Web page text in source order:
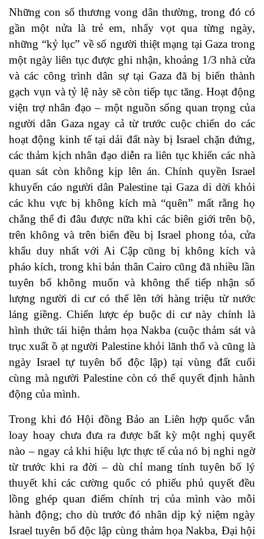
Những con số thương vong dân thường, trong đó có
gần một nửa là trẻ em, nhẩy vọt qua từng ngày,
những “kỷ lục” về số người thiệt mạng tại Gaza trong
một ngày liên tục được ghi nhận, khoảng 1/3 nhà cửa
và các công trình dân sự tại Gaza đã bị biến thành
gạch vụn và tỷ lệ này sẽ còn tiếp tục tăng. Hoạt động
viện trợ nhân đạo – một nguồn sống quan trọng của
người dân Gaza ngay cả từ trước cuộc chiến do các
hoạt động kinh tế tại dải đất này bị Israel chặn đứng,
các thảm kịch nhân đạo diễn ra liên tục khiến các nhà
quan sát còn không kịp lên án. Chính quyền Israel
khuyến cáo người dân Palestine tại Gaza di dời khỏi
các khu vực bị không kích mà “quên” mất rằng họ
chẳng thể đi đâu được nữa khi các biên giới trên bộ,
trên không và trên biển đều bị Israel phong tỏa, cửa
khẩu duy nhất với Ai Cập cũng bị không kích và
pháo kích, trong khi bản thân Cairo cũng đã nhiều lần
tuyên bố không muốn và không thể tiếp nhận số
lượng người di cư có thể lên tới hàng triệu từ nước
láng giềng. Chiến lược ép buộc di cư này chính là
hình thức tái hiện thảm họa Nakba (cuộc thảm sát và
trục xuất ồ ạt người Palestine khỏi lãnh thổ và cũng là
ngày Israel tự tuyên bố độc lập) tại vùng đất cuối
cùng mà người Palestine còn có thể quyết định hành
động của mình.
Trong khi đó Hội đồng Bảo an Liên hợp quốc vẫn
loay hoay chưa đưa ra được bất kỳ một nghị quyết
nào – ngay cả khi hiệu lực thực tế của nó bị nghi ngờ
từ trước khi ra đời – dù chỉ mang tính tuyên bố lý
thuyết khi các cường quốc có phiếu phủ quyết đều
lồng ghép quan điểm chính trị của mình vào mỗi
hành động; cho dù trước đó nhân dịp kỷ niệm ngày
Israel tuyên bố độc lập cùng thảm họa Nakba, Đại hội